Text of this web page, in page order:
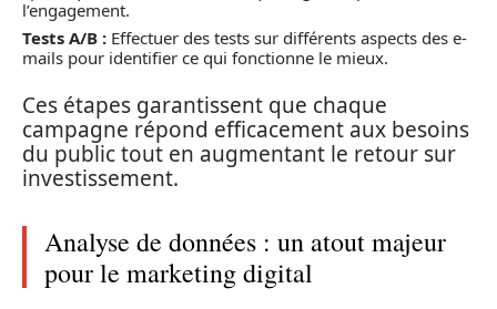
l’engagement.
Tests A/B : Effectuer des tests sur différents aspects des e-
mails pour identifier ce qui fonctionne le mieux.
Ces étapes garantissent que chaque
campagne répond efficacement aux besoins
du public tout en augmentant le retour sur
investissement.
Analyse de données : un atout majeur
pour le marketing digital